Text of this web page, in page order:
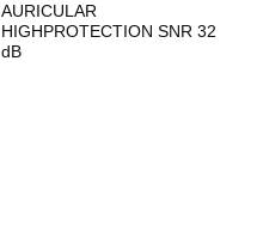
AURICULAR
HIGHPROTECTION SNR 32
dB